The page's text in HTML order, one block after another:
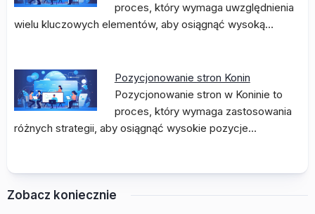
proces, który wymaga uwzględnienia
wielu kluczowych elementów, aby osiągnąć wysoką…
Pozycjonowanie stron Konin
Pozycjonowanie stron w Koninie to
proces, który wymaga zastosowania
różnych strategii, aby osiągnąć wysokie pozycje…
Zobacz koniecznie